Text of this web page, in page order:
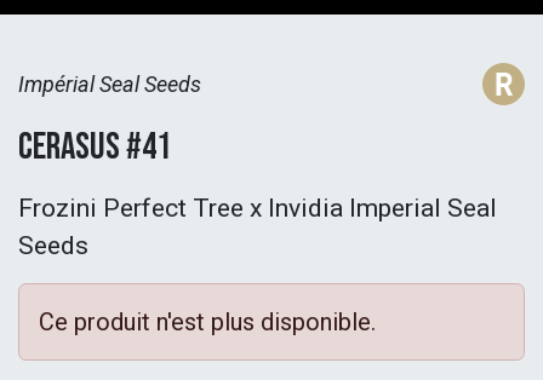
Impérial Seal Seeds
Cerasus #41
Frozini Perfect Tree x Invidia Imperial Seal
Seeds
Ce produit n'est plus disponible.